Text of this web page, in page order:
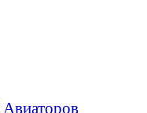
Авиаторов